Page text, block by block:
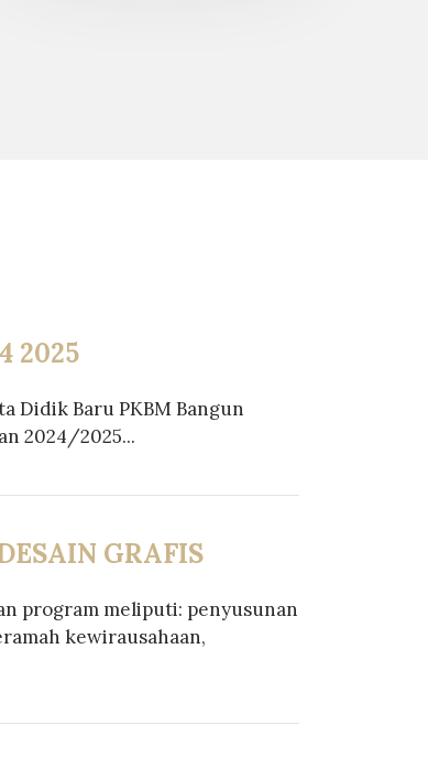
2025
Didik Baru PKBM Bangun
2024/2025...
GRAFIS
program meliputi: penyusunan
kewirausahaan,